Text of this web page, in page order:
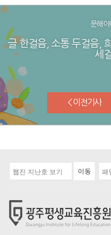
문해이
글 한걸음, 소통 두걸음,
세
< 이전기사